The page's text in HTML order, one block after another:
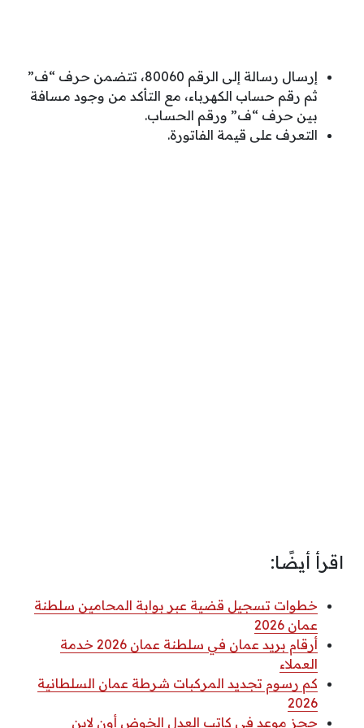
إرسال رسالة إلى الرقم 80060، تتضمن حرف “ف”
ثم رقم حساب الكهرباء، مع التأكد من وجود مسافة
بين حرف “ف” ورقم الحساب.
التعرف على قيمة الفاتورة.
اقرأ أيضًا:
خطوات تسجيل قضية عبر بوابة المحامين سلطنة
عمان 2026
أرقام بريد عمان في سلطنة عمان 2026 خدمة
العملاء
كم رسوم تجديد المركبات شرطة عمان السلطانية
2026
حجز موعد في كاتب العدل الخوض أون لاين